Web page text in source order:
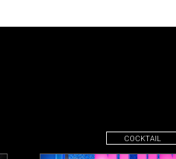
COCKTAIL